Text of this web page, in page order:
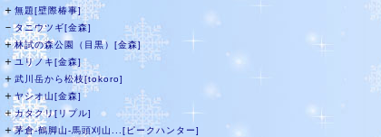
＋ 無題[壁際椿事]
－タニウツギ[金森]
＋林試の森公園（目黒）[金森]
＋ユリノキ[金森]
＋ 武川岳から松枝[tokoro]
＋ヤシオ山[金森]
＋カタクリ[リプル]
＋茅倉-鶴脚山-馬頭刈山...[ピークハンター]